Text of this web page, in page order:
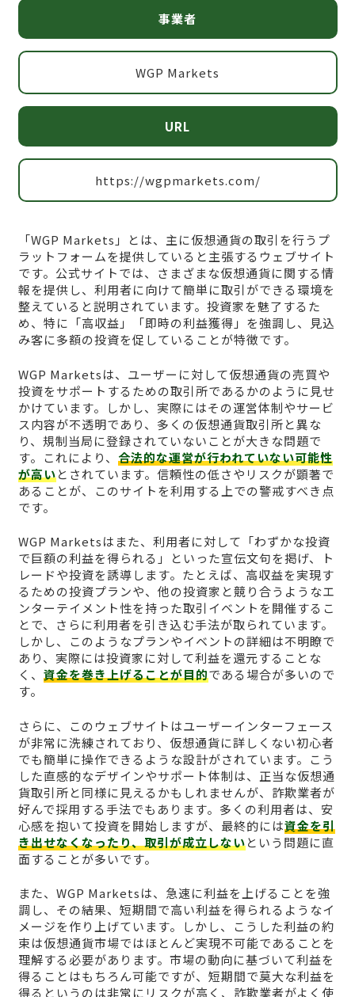
事業者
WGP Markets
URL
https://wgpmarkets.com/
「WGP Markets」とは、主に仮想通貨の取引を行うプ
ラットフォームを提供していると主張するウェブサイト
です。公式サイトでは、さまざまな仮想通貨に関する情
報を提供し、利用者に向けて簡単に取引ができる環境を
整えていると説明されています。投資家を魅了するた
め、特に「高収益」「即時の利益獲得」を強調し、見込
み客に多額の投資を促していることが特徴です。
WGP Marketsは、ユーザーに対して仮想通貨の売買や
投資をサポートするための取引所であるかのように見せ
かけています。しかし、実際にはその運営体制やサービ
ス内容が不透明であり、多くの仮想通貨取引所と異な
り、規制当局に登録されていないことが大きな問題で
す。これにより、 合法的な運営が行われていない可能性
が高いとされています。信頼性の低さやリスクが顕著で
あることが、このサイトを利用する上での警戒すべき点
です。
WGP Marketsはまた、利用者に対して「わずかな投資
で巨額の利益を得られる」といった宣伝文句を掲げ、ト
レードや投資を誘導します。たとえば、高収益を実現す
るための投資プランや、他の投資家と競り合うようなエ
ンターテイメント性を持った取引イベントを開催するこ
とで、さらに利用者を引き込む手法が取られています。
しかし、このようなプランやイベントの詳細は不明瞭で
あり、実際には投資家に対して利益を還元することな
く、 資金を巻き上げることが目的である場合が多いので
す。
さらに、このウェブサイトはユーザーインターフェース
が非常に洗練されており、仮想通貨に詳しくない初心者
でも簡単に操作できるような設計がされています。こう
した直感的なデザインやサポート体制は、正当な仮想通
貨取引所と同様に見えるかもしれませんが、詐欺業者が
好んで採用する手法でもあります。多くの利用者は、安
心感を抱いて投資を開始しますが、最終的には資金を引
き出せなくなったり、取引が成立しないという問題に直
面することが多いです。
また、WGP Marketsは、急速に利益を上げることを強
調し、その結果、短期間で高い利益を得られるようなイ
メージを作り上げています。しかし、こうした利益の約
束は仮想通貨市場ではほとんど実現不可能であることを
理解する必要があります。市場の動向に基づいて利益を
得ることはもちろん可能ですが、短期間で莫大な利益を
得るというのは非常にリスクが高く、詐欺業者がよく使